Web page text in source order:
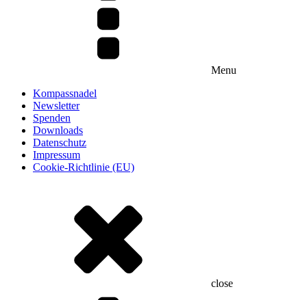
Menu
Kompassnadel
Newsletter
Spenden
Downloads
Datenschutz
Impressum
Cookie-Richtlinie (EU)
close